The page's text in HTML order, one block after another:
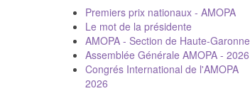
Premiers prix nationaux - AMOPA
Le mot de la présidente
AMOPA - Section de Haute-Garonne
Assemblée Générale AMOPA - 2026
Congrés International de l'AMOPA
2026